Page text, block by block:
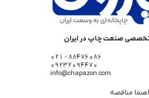
صنعت چاپ در ایران
88476086 - 021
09232094470
info@chapazon.com
مناقصه